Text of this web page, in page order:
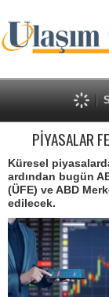
PİYASALAR
Küresel
ardından bugün
(ÜFE) ve ABD
edilecek.